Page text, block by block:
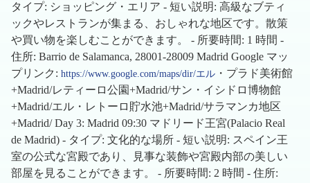
タイプ: ショッピング・エリア - 短い説明: 高級なブティ
ックやレストランが集まる、おしゃれな地区です。散策
や買い物を楽しむことができます。 - 所要時間: 1 時間 -
住所: Barrio de Salamanca, 28001-28009 Madrid Google マッ
プリンク: https://www.google.com/maps/dir/エル ・プラド美術館
+Madrid/レティーロ公園+Madrid/サン・イシドロ博物館
+Madrid/エル・レトーロ貯水池+Madrid/サラマンカ地区
+Madrid/ Day 3: Madrid 09:30 マドリード王宮(Palacio Real
de Madrid) - タイプ: 文化的な場所 - 短い説明: スペイン王
室の公式な宮殿であり、見事な装飾や宮殿内部の美しい
部屋を見ることができます。 - 所要時間: 2 時間 - 住所: